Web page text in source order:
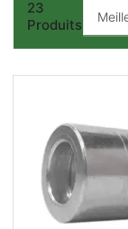
r
e
a
r
:
23
Produits